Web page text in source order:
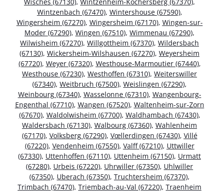
Wintzenbach (67470), Wintershouse (67590),
Wingersheim (67270), Wingersheim (67170), Wingen-sur-
Moder (67290), Wingen (67510), Wimmenau (67290),
Wilwisheim (67270), Willgottheim (67370), Wildersbach
(67130), Wickersheim-Wilshausen (67270), Weyersheim
(67720), Weyer (67320), Westhouse-Marmoutier (67440),
Westhouse (67230), Westhoffen (67310), Weiterswiller
(67340), Weitbruch (67500), Weislingen (67290),
Weinbourg (67340), Wasselonne (67310), Wangenbourg-
Engenthal (67710), Wangen (67520), Waltenheim-sur-Zorn
(67670), Waldolwisheim (67700), Waldhambach (67430),
Waldersbach (67130), Walbourg (67360), Wahlenheim
(67170), Volksberg (67290), Vœllerdingen (67430), Villé
(67220), Vendenheim (67550), Valff (67210), Uttwiller
(67330), Uttenhoffen (67110), Uttenheim (67150), Urmatt
(67280), Urbeis (67220), Uhrwiller (67350), Uhlwiller
(67350), Uberach (67350), Truchtersheim (67370),
Trimbach (67470), Triembach-au-Val (67220), Traenheim